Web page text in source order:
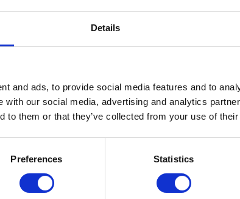
Details
and ads, to provide social media features and to
with our social media, advertising and analytics
to them or that they’ve collected from your use of
Preferences Statistics